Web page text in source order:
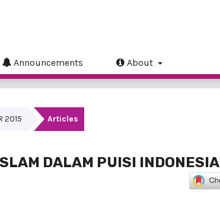
Announcements About
2015 Articles
DALAM PUISI INDONESIA